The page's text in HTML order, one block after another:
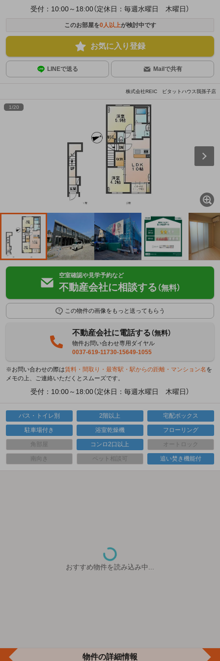
受付：10:00～18:00（定休日：毎週水曜日 木曜日）
このお部屋を0人以上が検討中です
お気に入り登録
LINEで送る Mailで共有
株式会社REIC ピタットハウス我孫子店
1/20
空室確認や見学予約など
不動産会社に相談する （無料）
この物件の画像をもっと送ってもらう
不動産会社に電話する（無料）
物件お問い合わせ専用ダイヤル
0037-619-11730-15649-1055
※お問い合わせの際は賃料・間取り・最寄駅・駅からの距離・マンション名 を
メモの上、ご連絡いただくとスムーズです。
受付：10:00～18:00（定休日：毎週水曜日 木曜日）
バス・トイレ別 2階以上 宅配ボックス
駐車場付き 浴室乾燥機 フローリング
角部屋 コンロ2口以上 オートロック
南向き ペット相談可 追い焚き機能付
おすすめ物件を読み込み中...
物件の詳細情報